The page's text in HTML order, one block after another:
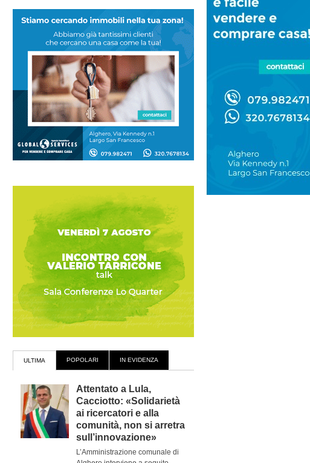
ULTIMA POPOLARI IN EVIDENZA
Attentato a Lula,
Cacciotto: «Solidarietà
ai ricercatori e alla
comunità, non si arretra
sull’innovazione»
L’Amministrazione comunale di